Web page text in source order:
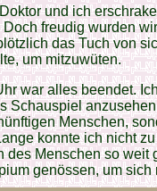
und ich
Doch freudig wurden
das Tuch von
um mitzuwüten.
war alles beendet.
Schauspiel
Menschen,
konnte ich nicht
des Menschen so weit
genössen, um sich